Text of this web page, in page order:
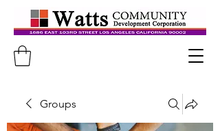
Groups